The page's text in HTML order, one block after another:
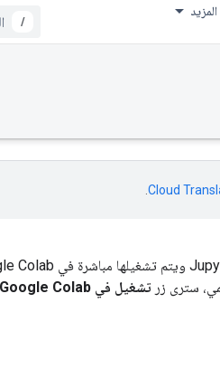
المزيد
/
Cloud
سترى زر تشغيل في Google Colab